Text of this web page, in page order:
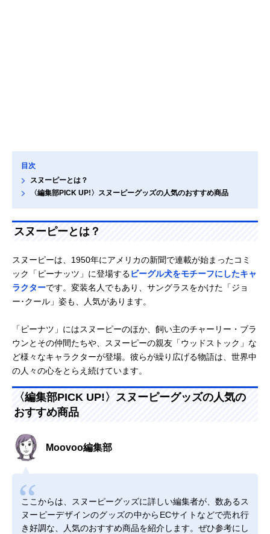
目次
スヌーピーとは？
〈編集部PICK UP!〉スヌーピーグッズの人気のおすすめ商品
スヌーピーとは？
スヌーピーは、1950年にアメリカの新聞で連載が始まったコミ
ック「ピーナッツ」に登場するビーグル犬をモチーフにしたキャ
ラクターです。変装名人でもあり、サングラスをかけた「ジョ
ー･クール」姿も、人気があります。
「ピーナツ」にはスヌーピーのほか、飼い主のチャーリー・ブラ
ウンとその仲間たちや、スヌーピーの親友「ウッドストック」な
ど様々なキャラクターが登場。彼らが繰り広げる物語は、世界中
の人々の心をとらえ続けています。
〈編集部PICK UP!〉スヌーピーグッズの人気の
おすすめ商品
Moovoo編集部
ここからは、スヌーピーグッズに詳しい編集者が、数あるス
ヌーピーデザインのグッズの中からECサイトなどで売れ行
き好調な、人気のおすすめ商品を紹介します。ぜひ参考にし